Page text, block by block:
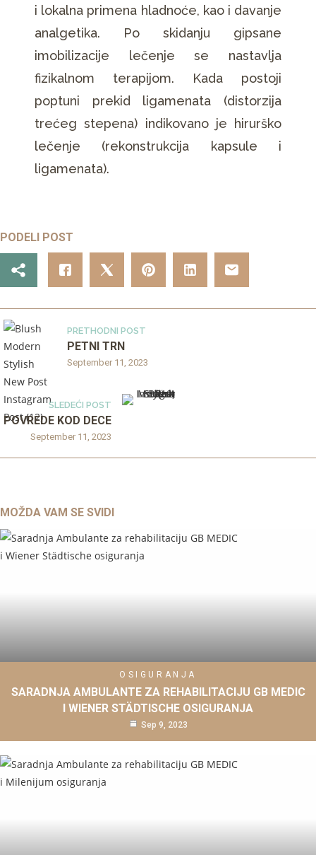
i lokalna primena hladnoće, kao i davanje
analgetika. Po skidanju gipsane
imobilizacije lečenje se nastavlja
fizikalnom terapijom. Kada postoji
poptuni prekid ligamenata (distorzija
trećeg stepena) indikovano je hirurško
lečenje (rekonstrukcija kapsule i
ligamenata).
PODELI POST
PRETHODNI POST
September 11, 2023
PETNI TRN
SLEDEĆI POST
September 11, 2023
POVREDE KOD DECE
MOŽDA VAM SE SVIDI
OSIGURANJA
SARADNJA AMBULANTE ZA REHABILITACIJU GB MEDIC
I WIENER STÄDTISCHE OSIGURANJA
Sep 9, 2023